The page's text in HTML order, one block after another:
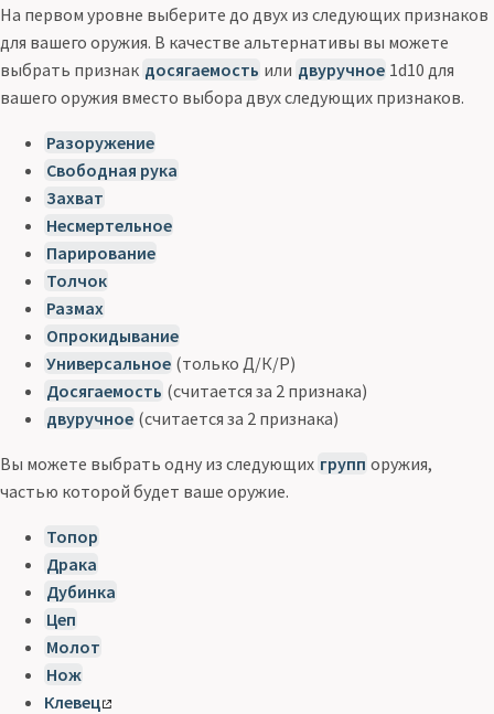
На первом уровне выберите до двух из следующих признаков
для вашего оружия. В качестве альтернативы вы можете
выбрать признак досягаемость или двуручное 1d10 для
вашего оружия вместо выбора двух следующих признаков.
Разоружение
Свободная рука
Захват
Несмертельное
Парирование
Толчок
Размах
Опрокидывание
Универсальное (только Д/К/Р)
Досягаемость (считается за 2 признака)
двуручное (считается за 2 признака)
Вы можете выбрать одну из следующих групп оружия,
частью которой будет ваше оружие.
Топор
Драка
Дубинка
Цеп
Молот
Нож
Клевец